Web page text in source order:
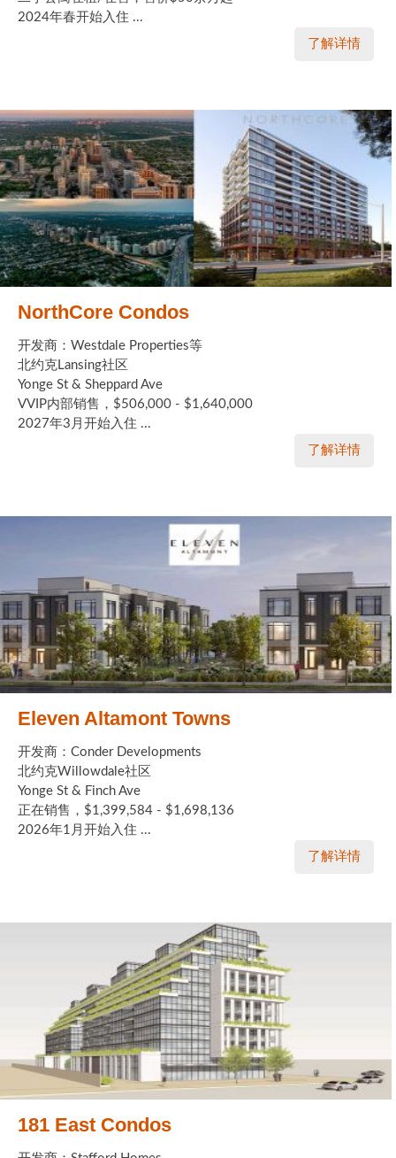
2024年春开始入住 ...
了解详情
NorthCore Condos
开发商：Westdale Properties等
北约克Lansing社区
Yonge St & Sheppard Ave
VVIP内部销售，$506,000 - $1,640,000
2027年3月开始入住 ...
了解详情
Eleven Altamont Towns
开发商：Conder Developments
北约克Willowdale社区
Yonge St & Finch Ave
正在销售，$1,399,584 - $1,698,136
2026年1月开始入住 ...
了解详情
181 East Condos